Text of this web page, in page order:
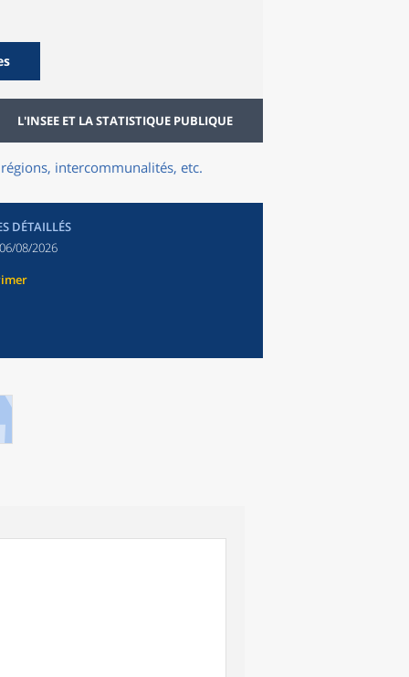
L'INSEE ET LA STATISTIQUE PUBLIQUE
intercommunalités, etc.
DÉTAILLÉS
06/08/2026